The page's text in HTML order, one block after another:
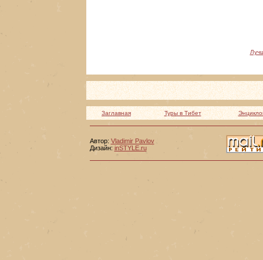
Заглавная Туры в Тибет
Автор: Vladimir Pavlov
Дизайн: inSTYLE.ru